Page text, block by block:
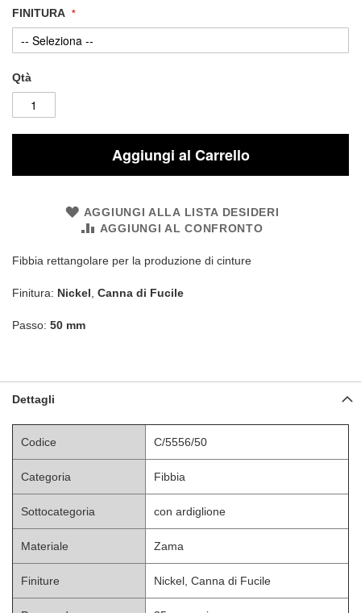
FINITURA
Qtà
Aggiungi al Carrello
AGGIUNGI ALLA LISTA DESIDERI
AGGIUNGI AL CONFRONTO
Fibbia rettangolare per la produzione di cinture
Finitura: Nickel Canna di Fucile
Passo: 50 mm
Dettagli
Codice C/5556/50
Categoria Fibbia
Sottocategoria con ardiglione
Materiale Zama
Finiture Nickel, Canna di Fucile